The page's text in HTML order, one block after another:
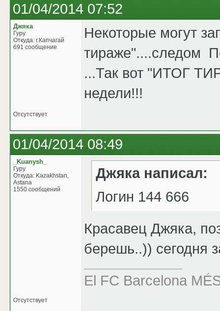
01/04/2014 07:52
Джяка
Гуру
Откуда: г.Капчагай
691 сообщение
Некоторые могут
тираже"....следом
...Так вот "ИТОГ
недели!!!
Отсутствует
01/04/2014 08:49
_Kuanysh_
Гуру
Откуда: Kazakhstan,
Astana
1550 сообщений
Джяка написал:
Логин 144 666
Красавец Джяка,
берешь..)) сегодня
El FC Barcelona
Отсутствует